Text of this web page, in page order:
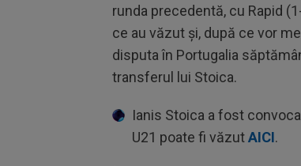
runda precedentă, cu Rapid
ce au văzut și, după ce vor
disputa în Portugalia
transferul lui Stoica.
Ianis Stoica a fost
U21 poate fi văzutAICI.